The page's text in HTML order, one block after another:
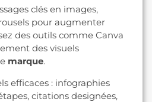
clés en images,
pour augmenter
des outils comme Canva
des visuels
marque.
efficaces : infographies
citations designées,